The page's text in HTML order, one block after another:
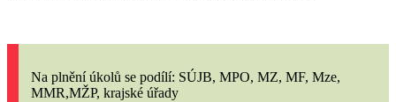
Na plnění úkolů se podílí: SÚJB, MPO, MZ, MF, Mze,
MMR,MŽP, krajské úřady